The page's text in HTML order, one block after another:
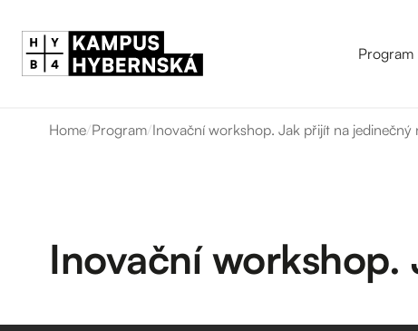
Program
Home/Program/Inovační workshop. Jak přijít na jedinečný
Inovační